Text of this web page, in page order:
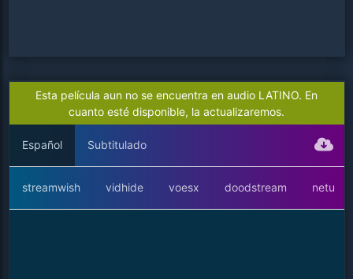
Esta película aun no se encuentra en audio LATINO. En
cuanto esté disponible, la actualizaremos.
Español Subtitulado
streamwish vidhide voesx doodstream netu